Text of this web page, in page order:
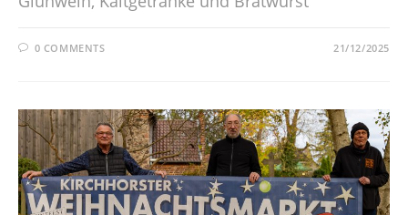
0 COMMENTS 21/12/2025